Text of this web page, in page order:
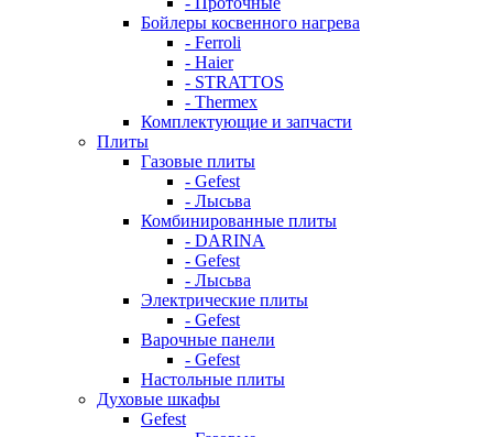
Бойлеры косвенного нагрева
- Ferroli
- Haier
- STRATTOS
- Thermex
Комплектующие и запчасти
Плиты
Газовые плиты
- Gefest
- Лысьва
Комбинированные плиты
- DARINA
- Gefest
- Лысьва
Электрические плиты
- Gefest
Варочные панели
- Gefest
Настольные плиты
Духовые шкафы
Gefest